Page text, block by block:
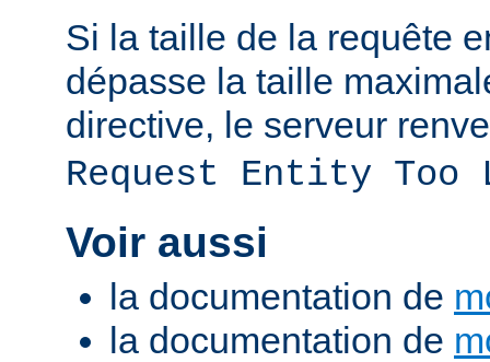
Si la taille de la requête
dépasse la taille
directive, le serveur
Request Entity Too
Voir aussi
la documentation de
la documentation de